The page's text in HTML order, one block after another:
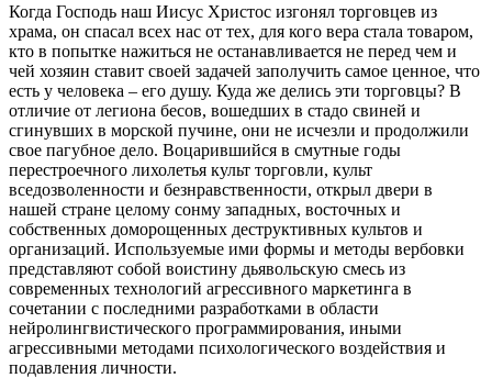
Когда Господь наш Иисус Христос изгонял торговцев из
храма, он спасал всех нас от тех, для кого вера стала товаром,
кто в попытке нажиться не останавливается не перед чем и
чей хозяин ставит своей задачей заполучить самое ценное, что
есть у человека – его душу. Куда же делись эти торговцы? В
отличие от легиона бесов, вошедших в стадо свиней и
сгинувших в морской пучине, они не исчезли и продолжили
свое пагубное дело. Воцарившийся в смутные годы
перестроечного лихолетья культ торговли, культ
вседозволенности и безнравственности, открыл двери в
нашей стране целому сонму западных, восточных и
собственных доморощенных деструктивных культов и
организаций. Используемые ими формы и методы вербовки
представляют собой воистину дьявольскую смесь из
современных технологий агрессивного маркетинга в
сочетании с последними разработками в области
нейролингвистического программирования, иными
агрессивными методами психологического воздействия и
подавления личности.